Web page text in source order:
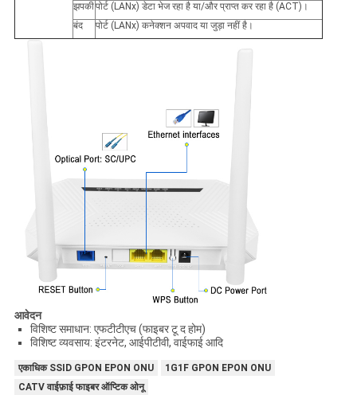
झपकीपोर्ट (LANx) डेटा भेज रहा है या/और प्राप्त कर रहा है (ACT)।
बंद
पोर्ट (LANx) कनेक्शन अपवाद या जुड़ा नहीं है।
आवेदन
विशिष्ट समाधान: एफटीटीएच (फाइबर टू द होम)
विशिष्ट व्यवसाय: इंटरनेट, आईपीटीवी, वाईफाई आदि
एकाधिक SSID GPON EPON ONU
1G1F GPON EPON ONU
CATV वाईफ़ाई फाइबर ऑप्टिक ओनू